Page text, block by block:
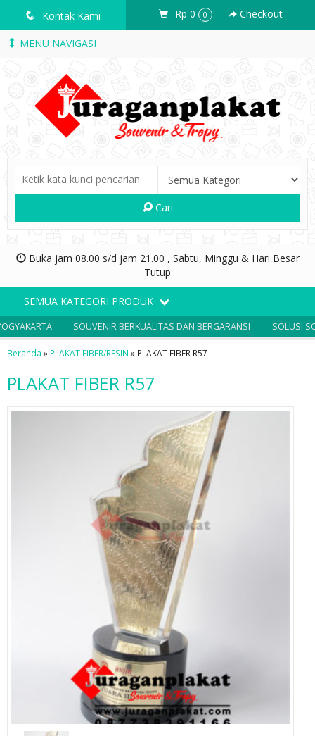
q Kontak Kami Rp 0 0 Checkout
MENU NAVIGASI
Cari
Buka jam 08.00 s/d jam 21.00 , Sabtu, Minggu & Hari Besar
Tutup
SEMUA KATEGORI PRODUK
SOUVENIR BERKUALITAS DAN BERGARANSI SOLUSI
Beranda » PLAKAT FIBER/RESIN » PLAKAT FIBER R57
PLAKAT FIBER R57